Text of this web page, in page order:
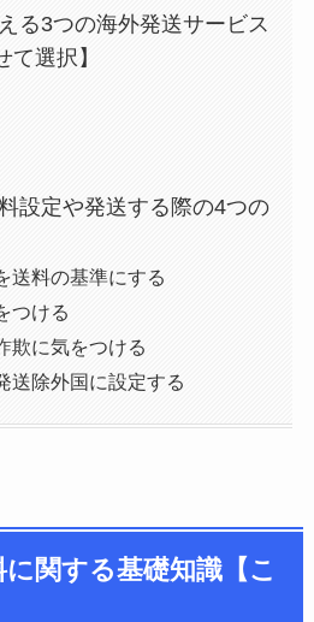
る3つの海外発送サービス
て選択】
設定や発送する際の4つの
送料の基準にする
つける
欺に気をつける
送除外国に設定する
関する基礎知識【こ